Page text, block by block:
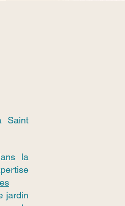
Saint
la
jardin